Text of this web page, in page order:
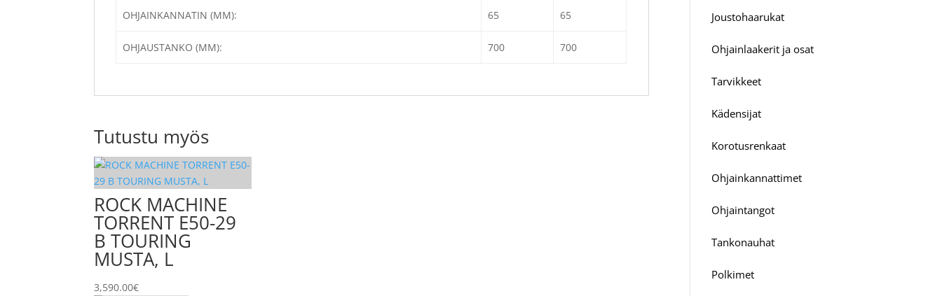
OHJAINKANNATIN (MM): 65 65
OHJAUSTANKO (MM): 700 700
Tutustu myös
ROCK MACHINE
TORRENT E50-29
B TOURING
MUSTA, L
3,590.00€
Joustohaarukat
Ohjainlaakerit ja osat
Tarvikkeet
Kädensijat
Korotusrenkaat
Ohjainkannattimet
Ohjaintangot
Tankonauhat
Polkimet